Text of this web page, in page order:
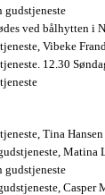
gudstjeneste
ved bålhytten i
Vibeke
12.30
Tina Hansen
Matina
gudstjeneste
Casper